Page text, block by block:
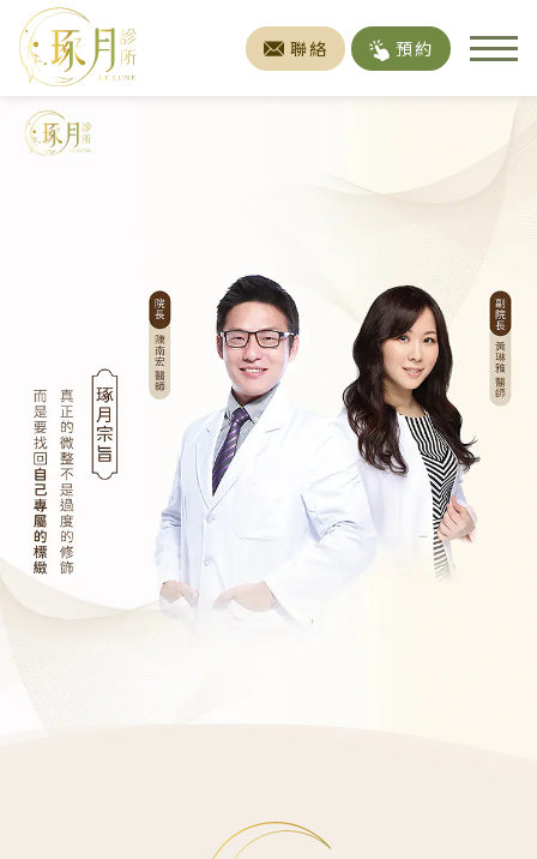
聯絡 預約